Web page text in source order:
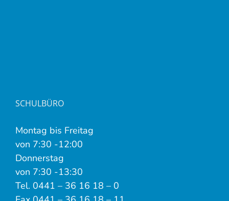
SCHULBÜRO
Montag bis Freitag
von 7:30 -12:00
Donnerstag
von 7:30 -13:30
Tel. 0441 – 36 16 18 – 0